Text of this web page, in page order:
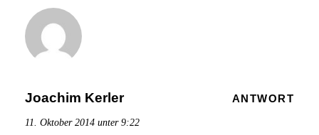
Joachim Kerler
11. Oktober 2014 unter 9:22
ANTWORT